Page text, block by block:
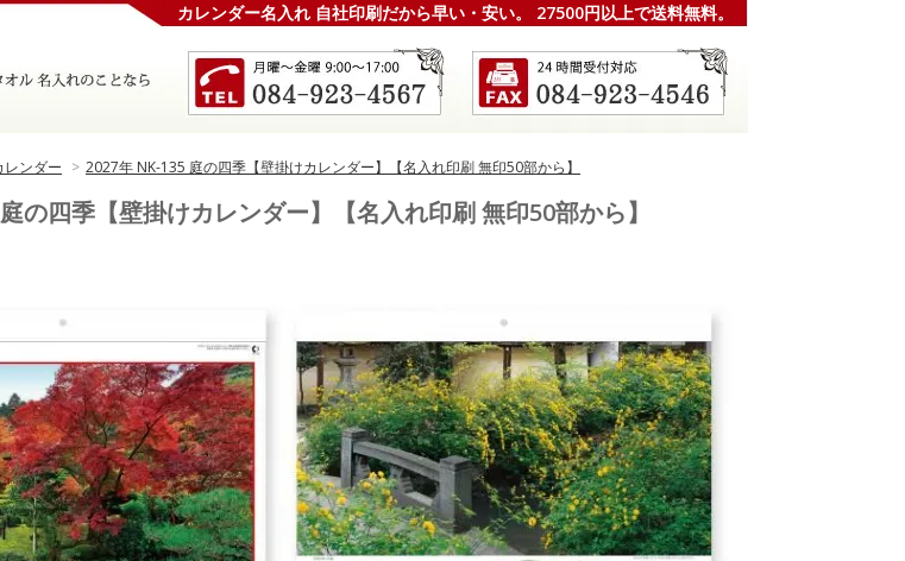
カレンダー名入れ 自社印刷だから早い・安い。 27500円以上で送料無料。
レンダー > 2027年 NK-135 庭の四季【壁掛けカレンダー】【名入れ印刷 無印50部から】
の四季【壁掛けカレンダー】【名入れ印刷 無印50部から】